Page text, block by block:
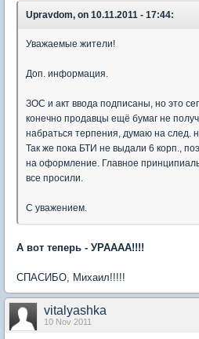
Upravdom, on 10.11.2011 - 17:44:
Уважаемые жители!
Доп. информация.
ЗОС и акт ввода подписаны, но это
конечно продавцы ещё бумаг не
набраться терпения, думаю на след.
Так же пока БТИ не выдали 6 корп.,
на оформление. Главное
все просили.
С уважением.
А вот теперь - УРАААА!!!!
СПАСИБО, Михаил!!!!!
vitalyashka
10 Nov 2011